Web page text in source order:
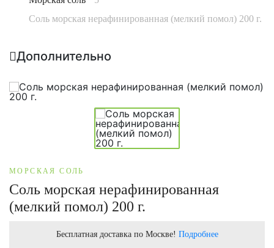
Соль морская нерафинированная (мелкий помол) 200 г.
Дополнительно
МОРСКАЯ СОЛЬ
Соль морская нерафинированная
(мелкий помол) 200 г.
Бесплатная доставка по Москве! Подробнее